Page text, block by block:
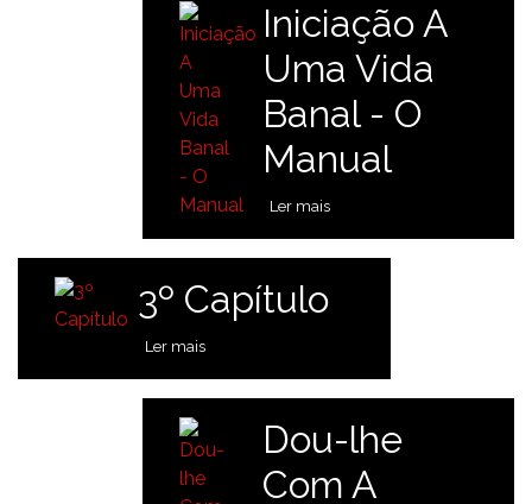
Iniciação A
Uma Vida
Banal - O
Manual
Ler mais
3º Capítulo
Ler mais
Dou-lhe
Com A